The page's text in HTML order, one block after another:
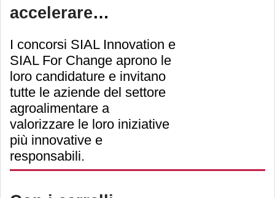
rivoluzionarie. L'evento si
de Versailles, dalle 9:00 alle
17:30 il 15 e 16 settembre,
con chiusura alle 16:00 il 17
settembre.
accelerare
l'innovazione e la
transizione
sostenibile
I concorsi SIAL Innovation e
SIAL For Change aprono le
loro candidature e invitano
tutte le aziende del settore
agroalimentare a
valorizzare le loro iniziative
più innovative e
responsabili.